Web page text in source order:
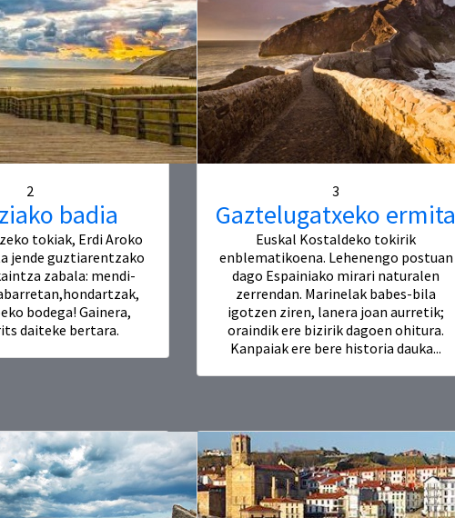
2
badia
tokiak, Erdi Aroko
jende guztiarentzako
zabala: mendi-
bodega! Gainera,
daiteke bertara.
3
Gaztelugatxeko ermita
Euskal Kostaldeko tokirik
enblematikoena. Lehenengo postuan
dago Espainiako mirari naturalen
zerrendan. Marinelak babes-bila
igotzen ziren, lanera joan aurretik;
oraindik ere bizirik dagoen ohitura.
Kanpaiak ere bere historia dauka...